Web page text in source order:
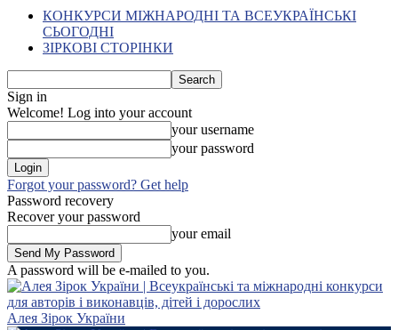
КОНКУРСИ МІЖНАРОДНІ ТА ВСЕУКРАЇНСЬКІ
СЬОГОДНІ
ЗІРКОВІ СТОРІНКИ
Sign in
Welcome! Log into your account
your username
your password
Forgot your password? Get help
Password recovery
Recover your password
your email
A password will be e-mailed to you.
Алея Зірок України